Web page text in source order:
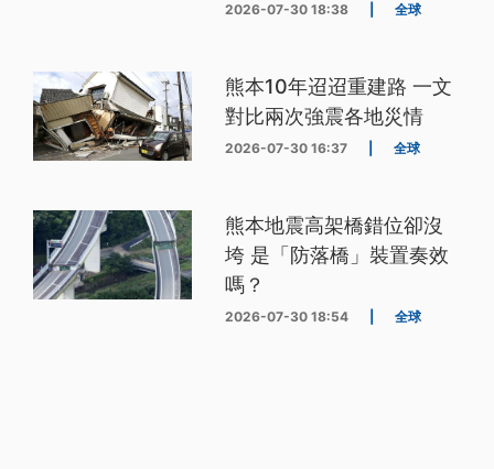
2026-07-30 18:38 全球
熊本10年迢迢重建路 一文
對比兩次強震各地災情
2026-07-30 16:37 全球
熊本地震高架橋錯位卻沒
垮 是「防落橋」裝置奏效
嗎？
2026-07-30 18:54 全球